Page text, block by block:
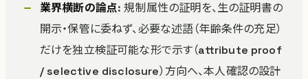
業界横断の論点: 規制属性の証明を、生の証明書の
開示・保管に委ねず、必要な述語（年齢条件の充足）
だけを独立検証可能な形で示す（attribute proof
/ selective disclosure）方向へ、本人確認の設計